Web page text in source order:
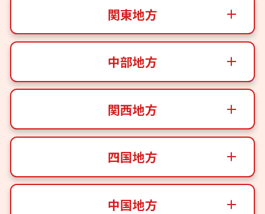
関東地方
中部地方
関西地方
四国地方
中国地方